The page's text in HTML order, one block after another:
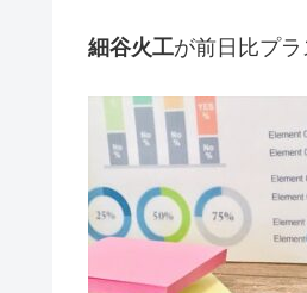
細谷火工が前日比プ